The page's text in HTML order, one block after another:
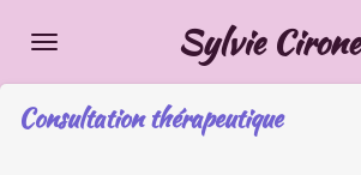
au
contenu
principal
Sylvie Cirone
Consultation thérapeutique